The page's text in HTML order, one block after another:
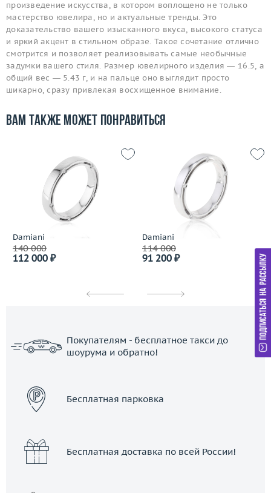
произведение искусства, в котором воплощено не только
мастерство ювелира, но и актуальные тренды. Это
доказательство вашего изысканного вкуса, высокого статуса
и яркий акцент в стильном образе. Такое сочетание отлично
смотрится и позволяет реализовывать самые необычные
задумки вашего стиля. Размер ювелирного изделия — 16.5, а
общий вес — 5.43 г, и на пальце оно выглядит просто
шикарно, сразу привлекая восхищенное внимание.
Вам также может понравиться
Damiani
140 000
112 000 ₽
Damiani
114 000
91 200 ₽
Покупателям - бесплатное такси до
шоурума и обратно!
Бесплатная парковка
Бесплатная доставка по всей России!